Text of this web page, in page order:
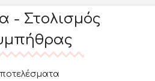
- Στολισμός